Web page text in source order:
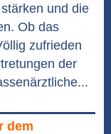
und die
Ob das
zufrieden
der
dem